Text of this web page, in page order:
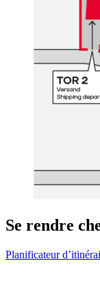
Se rendre
Planificateur